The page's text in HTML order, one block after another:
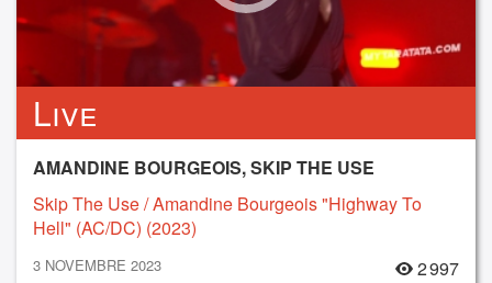
Live
AMANDINE BOURGEOIS, SKIP THE USE
Skip The Use / Amandine Bourgeois "Highway To
Hell" (AC/DC) (2023)
3 NOVEMBRE 2023 2 997